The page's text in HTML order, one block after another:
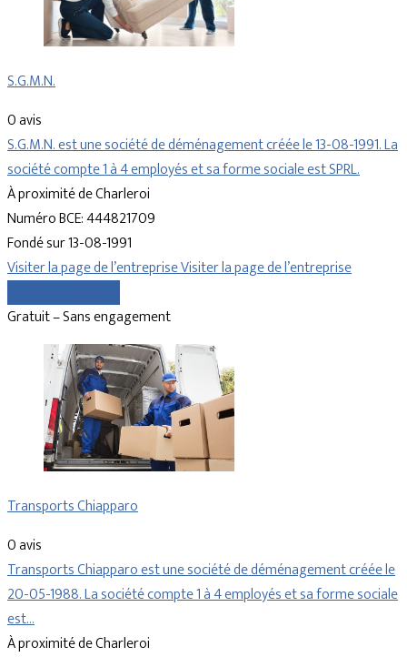
S.G.M.N.
0 avis
S.G.M.N. est une société de déménagement créée le 13-08-1991. La
société compte 1 à 4 employés et sa forme sociale est SPRL.
À proximité de Charleroi
Numéro BCE: 444821709
Fondé sur 13-08-1991
Visiter la page de l’entrepriseVisiter la page de l’entreprise
Gratuit – Sans engagement
Transports Chiapparo
0 avis
Transports Chiapparo est une société de déménagement créée le
20-05-1988. La société compte 1 à 4 employés et sa forme sociale
est…
À proximité de Charleroi